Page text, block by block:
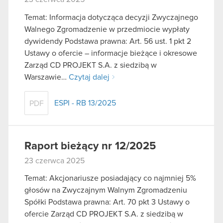
Temat: Informacja dotycząca decyzji Zwyczajnego
Walnego Zgromadzenie w przedmiocie wypłaty
dywidendy Podstawa prawna: Art. 56 ust. 1 pkt 2
Ustawy o ofercie – informacje bieżące i okresowe
Zarząd CD PROJEKT S.A. z siedzibą w
Warszawie… Czytaj dalej
PDF ESPI - RB 13/2025
Raport bieżący nr 12/2025
23 czerwca 2025
Temat: Akcjonariusze posiadający co najmniej 5%
głosów na Zwyczajnym Walnym Zgromadzeniu
Spółki Podstawa prawna: Art. 70 pkt 3 Ustawy o
ofercie Zarząd CD PROJEKT S.A. z siedzibą w